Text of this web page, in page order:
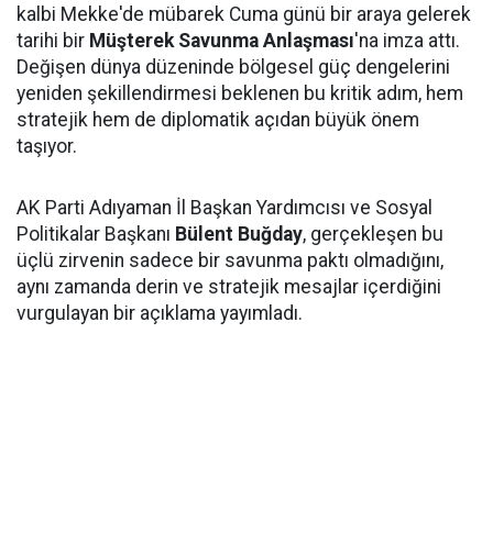
kalbi Mekke'de mübarek Cuma günü bir araya gelerek
tarihi bir Müşterek Savunma Anlaşması'na imza attı.
Değişen dünya düzeninde bölgesel güç dengelerini
yeniden şekillendirmesi beklenen bu kritik adım, hem
stratejik hem de diplomatik açıdan büyük önem
taşıyor.
AK Parti Adıyaman İl Başkan Yardımcısı ve Sosyal
Politikalar Başkanı Bülent Buğday, gerçekleşen bu
üçlü zirvenin sadece bir savunma paktı olmadığını,
aynı zamanda derin ve stratejik mesajlar içerdiğini
vurgulayan bir açıklama yayımladı.